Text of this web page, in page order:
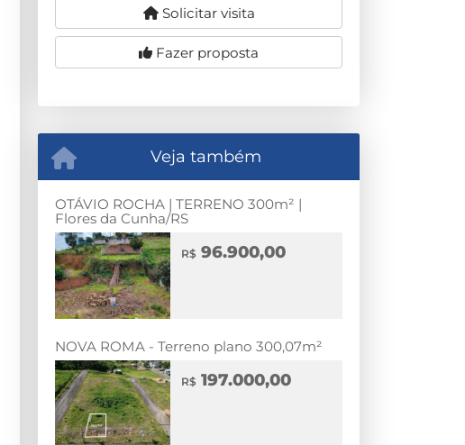
Solicitar visita
Fazer proposta
Veja também
OTÁVIO ROCHA | TERRENO 300m² |
Flores da Cunha/RS
R$96.900,00
NOVA ROMA - Terreno plano 300,07m²
R$197.000,00